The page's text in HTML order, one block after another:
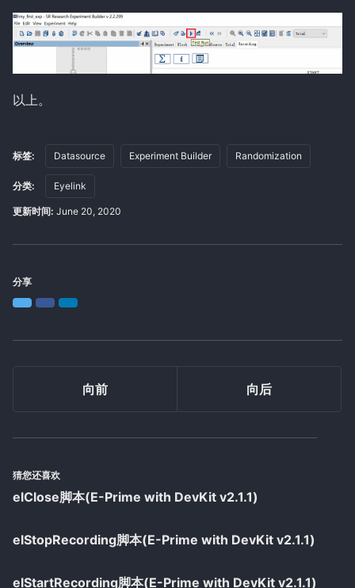
以上。
标签: Datasource Experiment Builder Randomization
分类: Eyelink
更新时间: June 20, 2020
分享
TwitterFacebookLinkedIn
向前 向后
猜您还喜欢
elClose脚本(E-Prime with DevKit v2.1.1)
elStopRecording脚本(E-Prime with DevKit v2.1.1)
elStartRecording脚本(E-Prime with DevKit v2.1.1)